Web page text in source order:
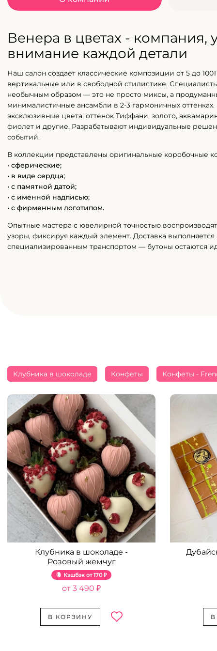
Венера в цветах - компания,
внимание каждой детали
Наш салон создает классические композиции от 5 до
вертикальные или в свободной стилистике.
необычным образом — это не просто миксы, а
минималистичные ансамбли в 2-3 гармоничных
эксклюзивные цвета: оттенок Тиффани, золото,
фиолет и другие. Разрабатывают индивидуальные
событий.
В коллекции представлены оригинальные коробочные
• сферические;
• в виде сердца;
• с памятной датой;
• с именной надписью;
• с фирменным логотипом.
Опытные мастера с ювелирной точностью
узоры, фиксируя каждый элемент. Доставка выполняется
специализированным транспортом — бутоны остаются
Клубника в шоколаде Конфеты Конфеты -
Клубника в шоколаде -
Розовый жемчуг
Кэшбэк 170 ₽
3 490 ₽
В КОРЗИНУ